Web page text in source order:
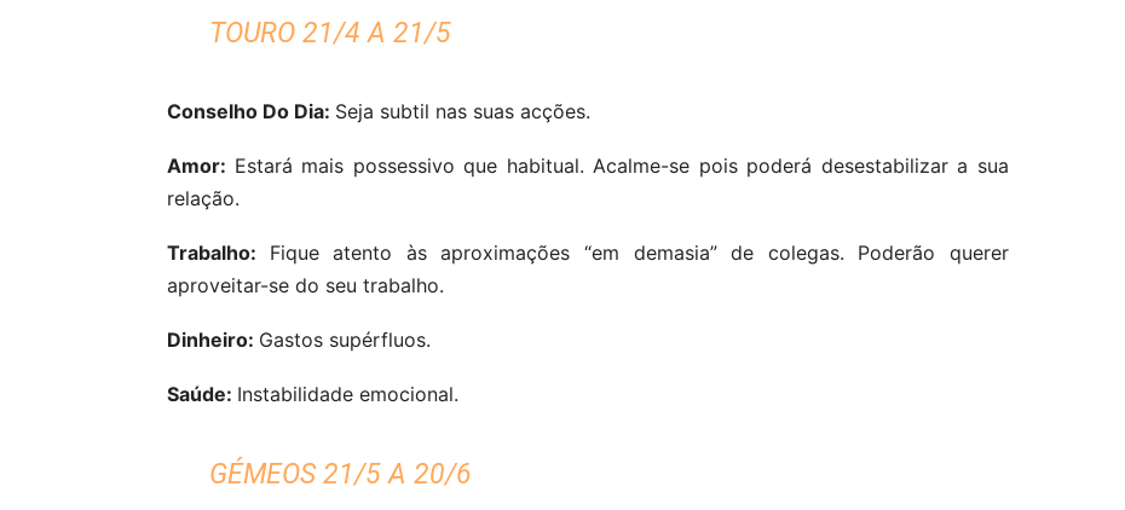
TOURO 21/4 A 21/5
Conselho Do Dia: Seja subtil nas suas acções.
Amor: Estará mais possessivo que habitual. Acalme-se pois poderá desestabilizar a sua
relação.
Trabalho: Fique atento às aproximações “em demasia” de colegas. Poderão querer
aproveitar-se do seu trabalho.
Dinheiro: Gastos supérfluos.
Saúde: Instabilidade emocional.
GÉMEOS 21/5 A 20/6